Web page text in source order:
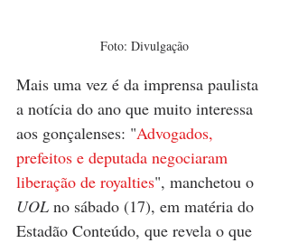
Foto: Divulgação
Mais uma vez é da imprensa paulista
a notícia do ano que muito interessa
aos gonçalenses: "Advogados,
prefeitos e deputada negociaram
liberação de royalties", manchetou o
UOL no sábado (17), em matéria do
Estadão Conteúdo, que revela o que